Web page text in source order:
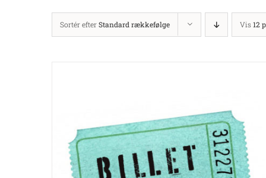
Sortér efterStandard rækkefølge Vis12